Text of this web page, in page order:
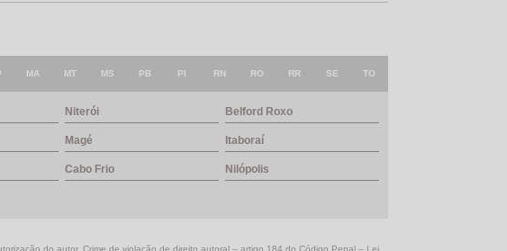
MA MT MS PB PI RN RO RR SE TO
Niterói Belford Roxo
Magé Itaboraí
Cabo Frio Nilópolis
do autor. Crime de violação de direito autoral – artigo 184 do Código Penal – Lei